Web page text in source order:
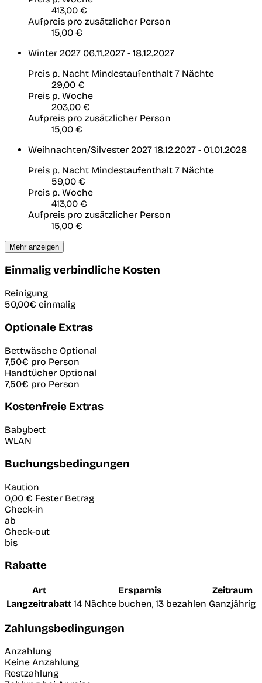
413,00 €
Aufpreis pro zusätzlicher Person
15,00 €
Winter 2027 06.11.2027 - 18.12.2027
Preis p. Nacht Mindestaufenthalt 7 Nächte
29,00 €
Preis p. Woche
203,00 €
Aufpreis pro zusätzlicher Person
15,00 €
Weihnachten/Silvester 2027 18.12.2027 - 01.01.2028
Preis p. Nacht Mindestaufenthalt 7 Nächte
59,00 €
Preis p. Woche
413,00 €
Aufpreis pro zusätzlicher Person
15,00 €
Mehr anzeigen
Einmalig verbindliche Kosten
Reinigung
50,00€ einmalig
Optionale Extras
Bettwäsche Optional
7,50€ pro Person
Handtücher Optional
7,50€ pro Person
Kostenfreie Extras
Babybett
WLAN
Buchungsbedingungen
Kaution
0,00 € Fester Betrag
Check-in
ab
Check-out
bis
Rabatte
Art Ersparnis
Zeitraum
Langzeitrabatt 14 Nächte buchen, 13 bezahlen Ganzjährig
Zahlungsbedingungen
Anzahlung
Keine Anzahlung
Restzahlung